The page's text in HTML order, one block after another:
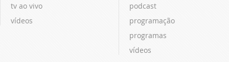
tv ao vivo
vídeos
podcast
programação
programas
vídeos